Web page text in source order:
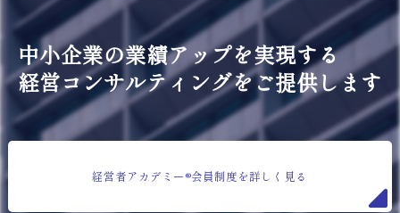
中小企業の業績アップを実現する
経営コンサルティングをご提供します
経営者アカデミー®会員制度を詳しく見る